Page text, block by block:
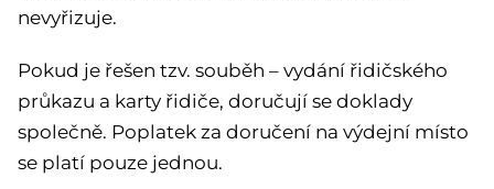
nevyřizuje.
Pokud je řešen tzv. souběh – vydání řidičského
průkazu a karty řidiče, doručují se doklady
společně. Poplatek za doručení na výdejní místo
se platí pouze jednou.